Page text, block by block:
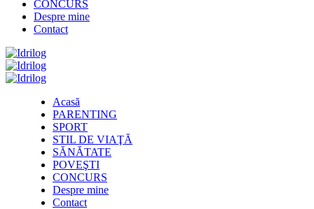
CONCURS
Despre mine
Contact
Acasă
PARENTING
SPORT
STIL DE VIAŢĂ
SĂNĂTATE
POVEŞTI
CONCURS
Despre mine
Contact